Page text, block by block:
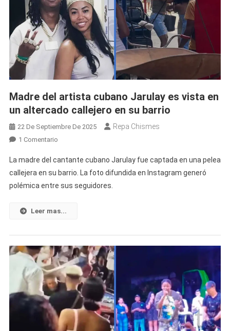
En
Lo
Que
Parece
Ser
Un
Restaurante
Madre del artista cubano Jarulay es vista en
un altercado callejero en su barrio
22 De Septiembre De 2025 Repa Chismes
1 ComentarioEn
Del
Artista
Cubano
Es
En
Un
Altercado
Callejero
En
Su
Barrio
La madre del cantante cubano Jarulay fue captada en una pelea
callejera en su barrio. La foto difundida en Instagram generó
polémica entre sus seguidores.
Leer mas...